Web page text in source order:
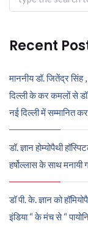
for:
Recent
माननीय डॉ. जितेंद्र सिंह
दिल्ली के कर कमलों से डॉ.
नई दिल्ली में सम्मानित
डॉ. ज्ञान होम्योपैथी
हर्षोल्लास के साथ मनायी
डॉ पी. के. ज्ञान को
इंडिया “ के मंच से “